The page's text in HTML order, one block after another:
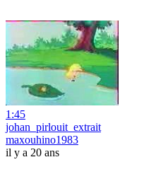
1:45
johan_pirlouit_extrait
maxouhino1983
il y a 20 ans